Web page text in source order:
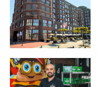
Lees
meer
Lees
meer